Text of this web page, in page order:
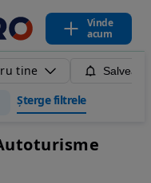
Vinde
acum
tine
Șterge filtrele